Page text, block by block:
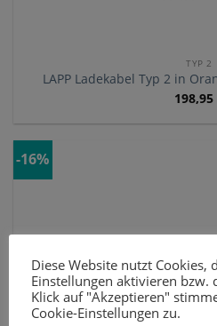
TYP 2
LAPP Ladekabel Typ 2 in
198,95
-16%
Diese Website nutzt Cookies,
Einstellungen aktivieren
Klick auf "Akzeptieren"
Cookie-Einstellungen zu.